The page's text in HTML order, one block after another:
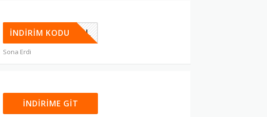
PET300TL
İNDIRIM KODU
Sona Erdi
İNDIRIME GIT